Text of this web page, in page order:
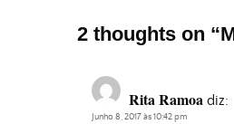
2 thoughts on “
Rita Ramoa diz:
Junho 8, 2017 às 10:42 pm